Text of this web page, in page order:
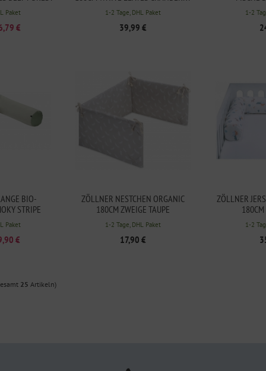
Paket
€
1-2 Tage, DHL Paket
39,99 €
1-2
BIO-
STRIPE
Paket
€
ZÖLLNER NESTCHEN ORGANIC
180CM ZWEIGE TAUPE
1-2 Tage, DHL Paket
17,90 €
ZÖLLNER
1-2
25 Artikeln)